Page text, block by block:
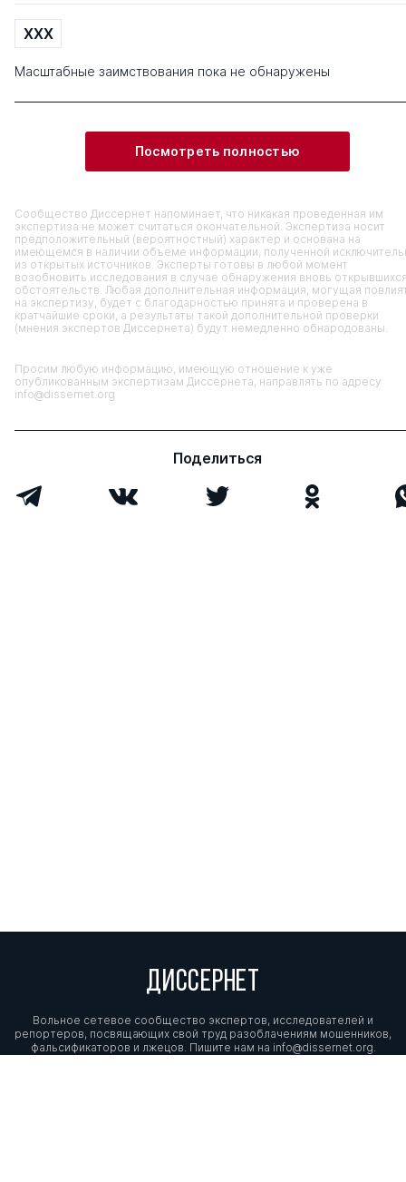
XXX
Масштабные заимствования пока не обнаружены
Посмотреть полностью
Сообщество Диссернет напоминает, что никакая проведенная им
экспертиза не может считаться окончательной. Экспертиза носит
предположительный (вероятностный) характер и основана на
имеющемся в наличии объеме информации, полученной
из открытых источников. Эксперты готовы в любой момент
возобновить исследования в случае обнаружения вновь
обстоятельств. Любая дополнительная информация, могущая
на экспертизу, будет с благодарностью принята и проверена в
кратчайшие сроки, а результаты такой дополнительной проверки
(мнения экспертов Диссернета) будут немедленно обнародованы.
Просим любую информацию, имеющую отношение к уже
опубликованным экспертизам Диссернета, направлять по адресу
info@dissernet.org
Поделиться
ДИССЕРНЕТ
Вольное сетевое сообщество экспертов, исследователей и
репортеров, посвящающих свой труд разоблачениям мошенников,
фальсификаторов и лжецов. Пишите нам на info@dissernet.org.